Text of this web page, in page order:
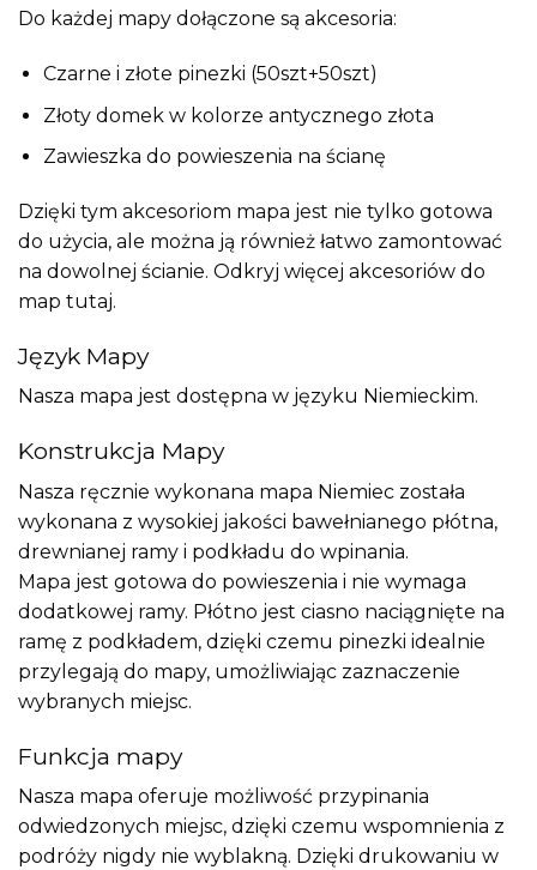
Do każdej mapy dołączone są akcesoria:
Czarne i złote pinezki (50szt+50szt)
Złoty domek w kolorze antycznego złota
Zawieszka do powieszenia na ścianę
Dzięki tym akcesoriom mapa jest nie tylko gotowa
do użycia, ale można ją również łatwo zamontować
na dowolnej ścianie. Odkryj więcej akcesoriów do
map tutaj.
Język Mapy
Nasza mapa jest dostępna w języku Niemieckim.
Konstrukcja Mapy
Nasza ręcznie wykonana mapa Niemiec została
wykonana z wysokiej jakości bawełnianego płótna,
drewnianej ramy i podkładu do wpinania.
Mapa jest gotowa do powieszenia i nie wymaga
dodatkowej ramy. Płótno jest ciasno naciągnięte na
ramę z podkładem, dzięki czemu pinezki idealnie
przylegają do mapy, umożliwiając zaznaczenie
wybranych miejsc.
Funkcja mapy
Nasza mapa oferuje możliwość przypinania
odwiedzonych miejsc, dzięki czemu wspomnienia z
podróży nigdy nie wyblakną. Dzięki drukowaniu w